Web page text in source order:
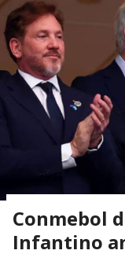
Conmebol
Infantino